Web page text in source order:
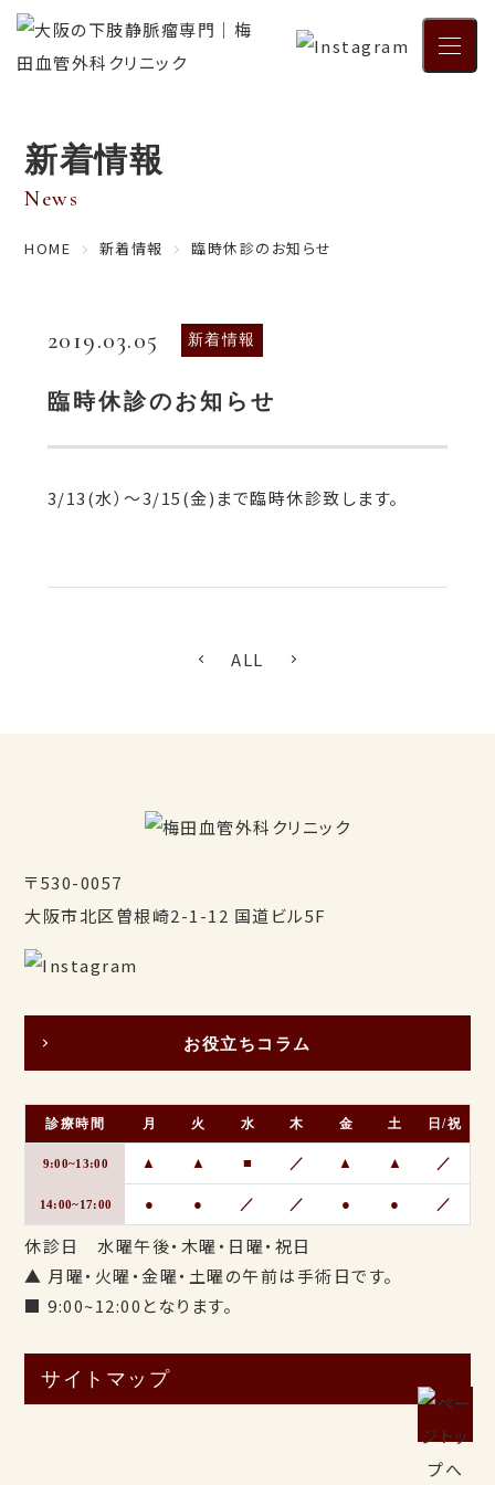
新着情報
News
HOME 新着情報 臨時休診のお知らせ
2019.03.05 新着情報
臨時休診のお知らせ
3/13(水）〜3/15(金)まで臨時休診致します。
ALL
〒530-0057
大阪市北区曽根崎2-1-12 国道ビル5F
お役立ちコラム
診療時間 月 火 水 木 金 土 日/祝
9:00~13:00 ▲ ▲ ■ ／ ▲ ▲ ／
14:00~17:00 ● ● ／ ／ ● ● ／
休診日 水曜午後・木曜・日曜・祝日
▲ 月曜・火曜・金曜・土曜の午前は手術日です。
■ 9:00~12:00となります。
サイトマップ
メニュ